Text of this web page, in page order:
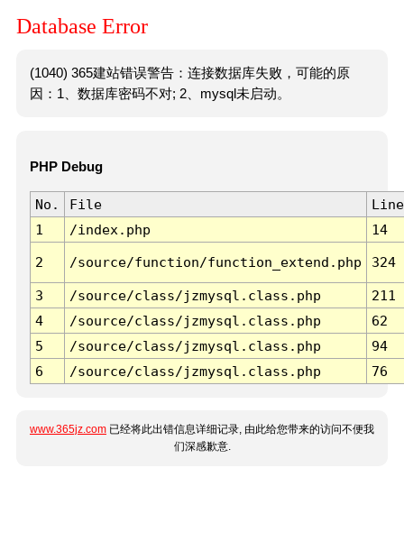
Database Error
(1040) 365建站错误警告：连接数据库失败，可能的原
因：1、数据库密码不对; 2、mysql未启动。
PHP Debug
No. File
Line
1
/index.php 14
2 /source/function/function_extend.php 324
3 /source/class/jzmysql.class.php
211
4
/source/class/jzmysql.class.php
62
5
/source/class/jzmysql.class.php
94
6
/source/class/jzmysql.class.php 76
www.365jz.com 已经将此出错信息详细记录, 由此给您带来的访问不便我
们深感歉意.